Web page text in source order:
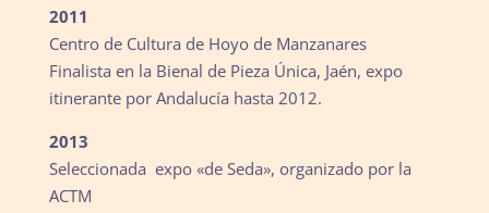
2011
Centro de Cultura de Hoyo de Manzanares
Finalista en la Bienal de Pieza Única, Jaén, expo
itinerante por Andalucía hasta 2012.
2013
Seleccionada expo «de Seda», organizado por la
ACTM